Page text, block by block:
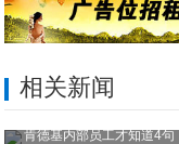
相关新闻
肯德基内部员工才知道4句